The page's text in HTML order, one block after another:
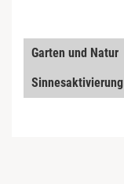
Garten und Natur
Sinnesaktivierung